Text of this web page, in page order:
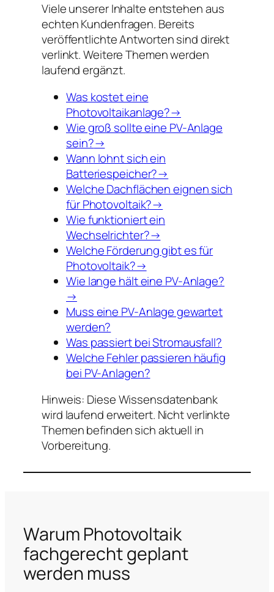
Viele unserer Inhalte entstehen aus
echten Kundenfragen. Bereits
veröffentlichte Antworten sind direkt
verlinkt. Weitere Themen werden
laufend ergänzt.
Was kostet eine
Photovoltaikanlage?→
Wie groß sollte eine PV-Anlage
sein?→
Wann lohnt sich ein
Batteriespeicher?→
Welche Dachflächen eignen sich
für Photovoltaik?→
Wie funktioniert ein
Wechselrichter?→
Welche Förderung gibt es für
Photovoltaik?→
Wie lange hält eine PV-Anlage?
→
Muss eine PV-Anlage gewartet
werden?
Was passiert bei Stromausfall?
Welche Fehler passieren häufig
bei PV-Anlagen?
Hinweis: Diese Wissensdatenbank
wird laufend erweitert. Nicht verlinkte
Themen befinden sich aktuell in
Vorbereitung.
Warum Photovoltaik
fachgerecht geplant
werden muss